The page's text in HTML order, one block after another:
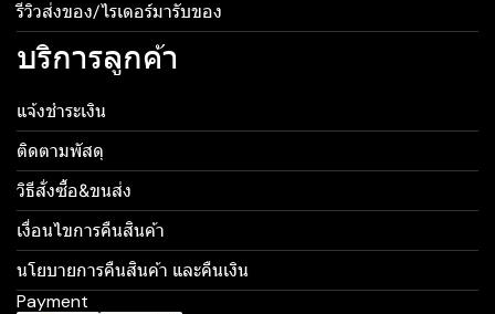
รีวิวส่งของ/ไรเดอร์มารับของ
บริการลูกค้า
แจ้งชำระเงิน
ติดตามพัสดุ
วิธีสั่งซื้อ&ขนส่ง
เงื่อนไขการคืนสินค้า
นโยบายการคืนสินค้า และคืนเงิน
Payment